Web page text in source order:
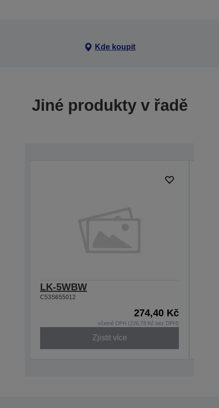
Kde koupit
Jiné produkty v řadě
LK-5WBW
C53S655012
274,40 Kč
včetně DPH (226,78 Kč bez DPH)
Zjistit více